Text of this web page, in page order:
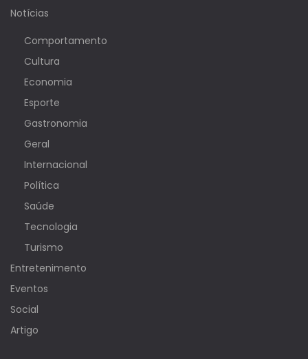
Notícias
Comportamento
Cultura
Economia
Esporte
Gastronomia
Geral
Internacional
Política
Saúde
Tecnologia
Turismo
Entretenimento
Eventos
Social
Artigo